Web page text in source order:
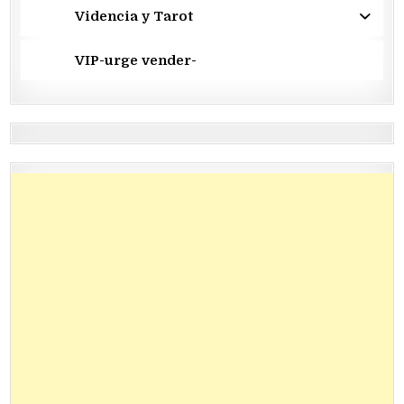
Videncia y Tarot
VIP-urge vender-